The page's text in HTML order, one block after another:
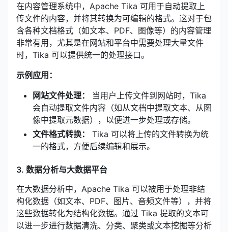
在内容管理系统中，Apache Tika 可用于自动提取上
传文件的内容，并将其转换为可编辑的格式。这对于包
含各种文档格式（如文本、PDF、图像等）的内容管理
非常有用，尤其是在网站和平台中需要处理大量文件
时，Tika 可以提供统一的处理接口。
示例应用：
网站文件处理：
当用户上传文件到网站时，Tika
会自动提取文件内容（如从文档中提取文本、从图
像中提取元数据），以便进一步处理或存储。
文件格式转换：
Tika 可以将上传的文件转换为统
一的格式，方便后续编辑和展示。
3. 数据分析与大数据平台
在大数据分析中，Apache Tika 可以被用于处理非结
构化数据（如文本、PDF、图片、音频文件等），并将
这些数据转化为结构化数据。通过 Tika 提取的文本可
以进一步进行数据清洗、分类、聚类或文本挖掘等分析